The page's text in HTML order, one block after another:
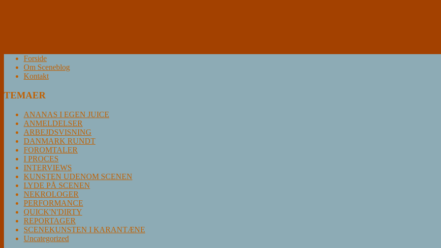
Forside
Om Sceneblog
Kontakt
TEMAER
ANANAS I EGEN JUICE
ANMELDELSER
ARBEJDSVISNING
DANMARK RUNDT
FOROMTALER
I PROCES
INTERVIEWS
KUNSTEN UDENOM SCENEN
LYDE PÅ SCENEN
NEKROLOGER
PERFORMANCE
QUICK'N'DIRTY
REPORTAGER
SCENEKUNSTEN I KARANTÆNE
Uncategorized